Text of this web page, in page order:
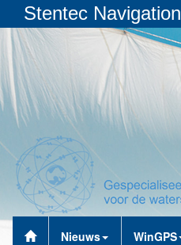
Stentec Navigation
Nieuws WinGPS